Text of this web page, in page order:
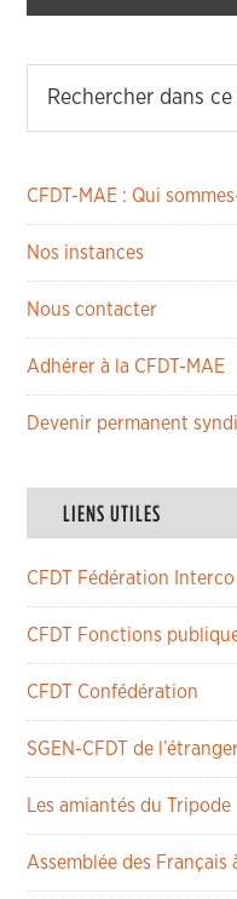
CFDT-MAE : Qui
Nos instances
Nous contacter
Adhérer à la CFDT-MAE
Devenir permanent
LIENS UTILES
CFDT Fédération Interco
CFDT Fonctions
CFDT Confédération
SGEN-CFDT de
Les amiantés du Tripode
Assemblée des Français